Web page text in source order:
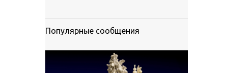
Популярные сообщения